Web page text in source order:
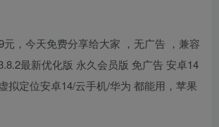
元，今天免费分享给大家 ，无广告 ，兼容
最新优化版 永久会员版 免广告 安卓14
拟定位安卓14/云手机/华为 都能用，苹果